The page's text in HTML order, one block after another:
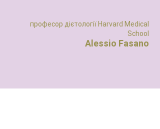
професор дієтології Harvard Medical
School
Alessio Fasano